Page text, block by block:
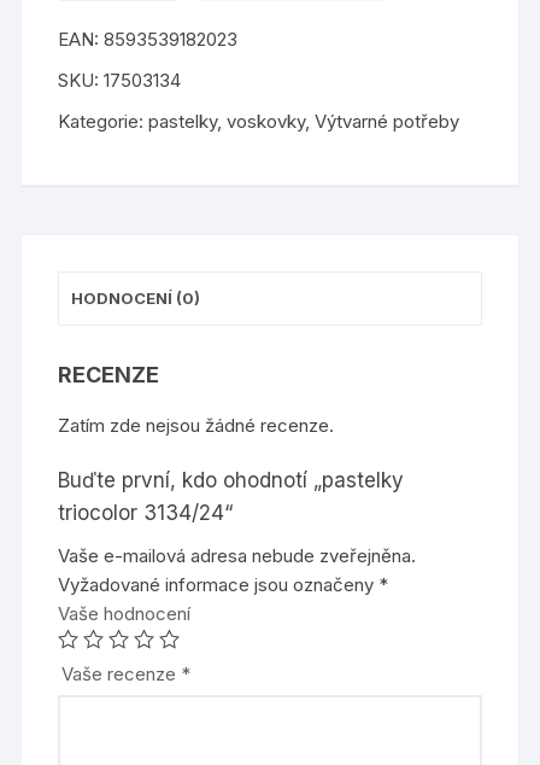
množství
EAN:8593539182023
SKU:17503134
Kategorie:pastelky, voskovky,Výtvarné potřeby
HODNOCENÍ (0)
RECENZE
Zatím zde nejsou žádné recenze.
Buďte první, kdo ohodnotí „pastelky
triocolor 3134/24“
Vaše e-mailová adresa nebude zveřejněna.
Vyžadované informace jsou označeny *
Vaše hodnocení
Vaše recenze *